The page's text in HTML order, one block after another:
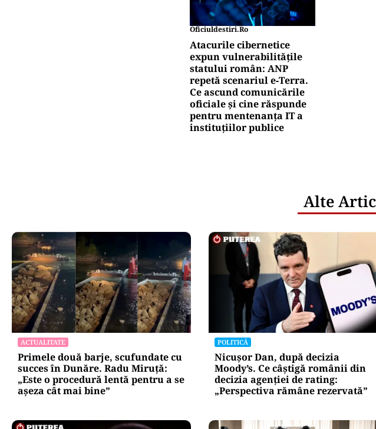
Oficiuldestiri.ro
Atacurile cibernetice
expun vulnerabilitățile
statului român: ANP
repetă scenariul e‑Terra.
Ce ascund comunicările
oficiale și cine răspunde
pentru mentenanța IT a
instituțiilor publice
Alte
ACTUALITATE
Primele două barje, scufundate cu
succes în Dunăre. Radu Miruță:
„Este o procedură lentă pentru a se
așeza cât mai bine”
POLITICĂ
Nicușor Dan, după decizia
Moody’s. Ce câștigă românii din
decizia agenției de rating:
„Perspectiva rămâne rezervată”